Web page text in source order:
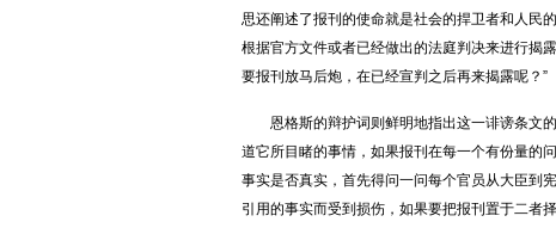
思还阐述了报刊的使命就是社会的捍卫者和人民
根据官方文件或者已经做出的法庭判决来进行揭
要报刊放马后炮，在已经宣判之后再来揭露呢？”
恩格斯的辩护词则鲜明地指出这一诽谤条文的
道它所目睹的事情，如果报刊在每一个有份量的
事实是否真实，首先得问一问每个官员从大臣到
引用的事实而受到损伤，如果要把报刊置于二者